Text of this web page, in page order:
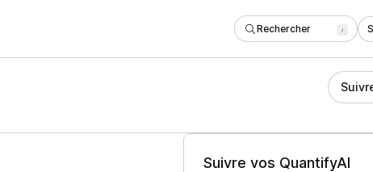
Rechercher /
Suivre vos QuantifyAI